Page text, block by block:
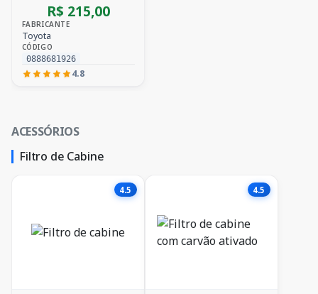
R$ 215,00
FABRICANTE
Toyota
CÓDIGO
0888681926
4.8
ACESSÓRIOS
Filtro de Cabine
4.5 4.5